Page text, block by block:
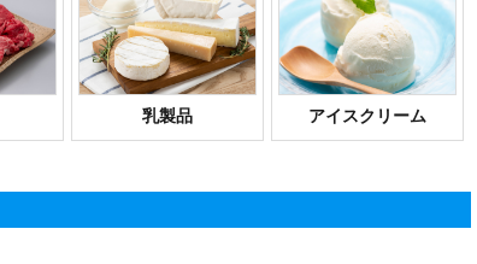
乳製品 アイスクリーム